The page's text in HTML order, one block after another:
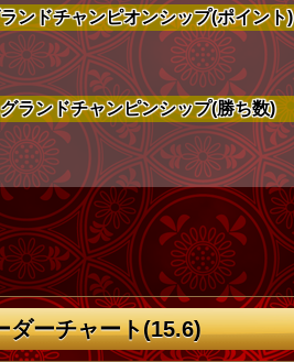
ンドチャンピオンシップ(ポイント)
ランドチャンピンシップ(勝ち数)
ダーチャート(15.6)